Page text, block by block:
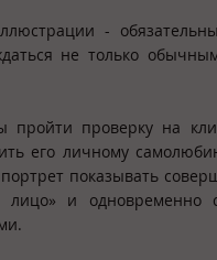
-
не только
проверку на
его личному
показывать
лицо» и одновременно